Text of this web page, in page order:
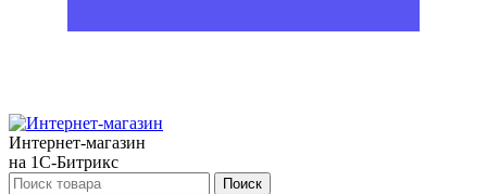
Интернет-магазин
на 1С-Битрикс
Поиск